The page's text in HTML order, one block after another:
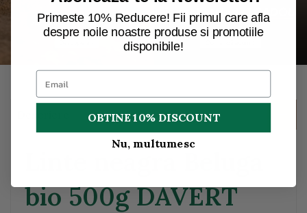
bio 500g DAVERT
Primeste 10% Reducere! Fii primul care afla
despre noile noastre produse si promotiile
disponibile!
OBTINE 10% DISCOUNT
Nu, multumesc